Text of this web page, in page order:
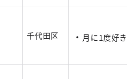
千代田区 月に1度好